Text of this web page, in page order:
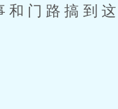
门路搞到